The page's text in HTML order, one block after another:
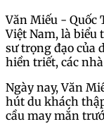
Văn Miếu - Quốc
Việt Nam, là
sư trọng đạo của
hiền triết, các
Ngày nay, Văn
hút du khách
cầu may mắn